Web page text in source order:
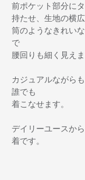
前ポケット部分に
持たせ、生地の横
筒のようなきれい
で
腰回りも細く見えま
カジュアルながら
誰でも
着こなせます。
デイリーユースか
着です。